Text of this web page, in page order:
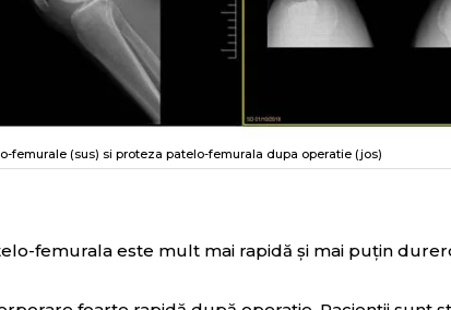
femurale (sus) si proteza patelo-femurala dupa operatie (jos)
femurala este mult mai rapidă și mai puțin